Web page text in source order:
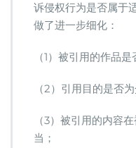
诉侵权行为是否属于
做了进一步细化：
（1）被引用的作品是
（2）引用目的是否
（3）被引用的内容
当；